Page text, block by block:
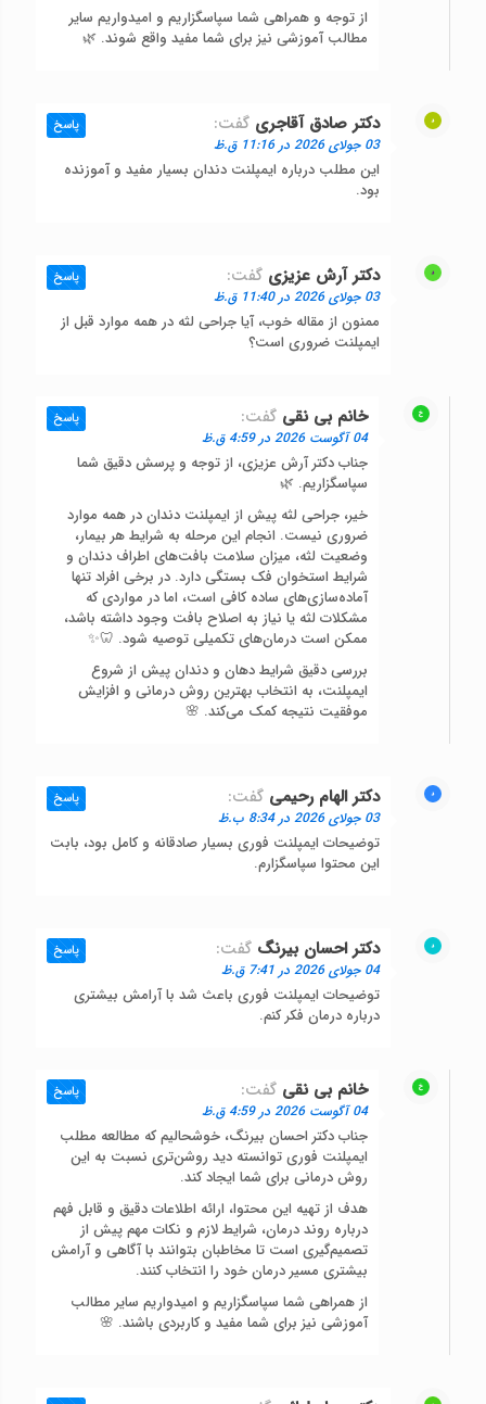
از توجه و همراهی شما سپاسگزاریم و امیدواریم سایر
مطالب آموزشی نیز برای شما مفید واقع شوند. 🌿
دکتر صادق آقاجری گفت:
03 جولای 2026 در 11:16 ق.ظ
این مطلب درباره ایمپلنت دندان بسیار مفید و آموزنده
بود.
پاسخ
دکتر آرش عزیزی گفت:
03 جولای 2026 در 11:40 ق.ظ
ممنون از مقاله خوب، آیا جراحی لثه در همه موارد قبل از
ایمپلنت ضروری است؟
پاسخ
خانم بی نقی گفت:
04 آگوست 2026 در 4:59 ق.ظ
جناب دکتر آرش عزیزی، از توجه و پرسش دقیق شما
سپاسگزاریم. 🌿
خیر، جراحی لثه پیش از ایمپلنت دندان در همه موارد
ضروری نیست. انجام این مرحله به شرایط هر بیمار،
وضعیت لثه، میزان سلامت بافت‌های اطراف دندان و
شرایط استخوان فک بستگی دارد. در برخی افراد تنها
آماده‌سازی‌های ساده کافی است، اما در مواردی که
مشکلات لثه یا نیاز به اصلاح بافت وجود داشته باشد،
ممکن است درمان‌های تکمیلی توصیه شود. 🦷✨
بررسی دقیق شرایط دهان و دندان پیش از شروع
ایمپلنت، به انتخاب بهترین روش درمانی و افزایش
موفقیت نتیجه کمک می‌کند. 🌸
پاسخ
دکتر الهام رحیمی گفت:
03 جولای 2026 در 8:34 ب.ظ
توضیحات ایمپلنت فوری بسیار صادقانه و کامل بود، بابت
این محتوا سپاسگزارم.
پاسخ
دکتر احسان بیرنگ گفت:
04 جولای 2026 در 7:41 ق.ظ
توضیحات ایمپلنت فوری باعث شد با آرامش بیشتری
درباره درمان فکر کنم.
پاسخ
خانم بی نقی گفت:
04 آگوست 2026 در 4:59 ق.ظ
جناب دکتر احسان بیرنگ، خوشحالیم که مطالعه مطلب
ایمپلنت فوری توانسته دید روشن‌تری نسبت به این
روش درمانی برای شما ایجاد کند.
هدف از تهیه این محتوا، ارائه اطلاعات دقیق و قابل فهم
درباره روند درمان، شرایط لازم و نکات مهم پیش از
تصمیم‌گیری است تا مخاطبان بتوانند با آگاهی و آرامش
بیشتری مسیر درمان خود را انتخاب کنند.
از همراهی شما سپاسگزاریم و امیدواریم سایر مطالب
آموزشی نیز برای شما مفید و کاربردی باشند. 🌸
پاسخ